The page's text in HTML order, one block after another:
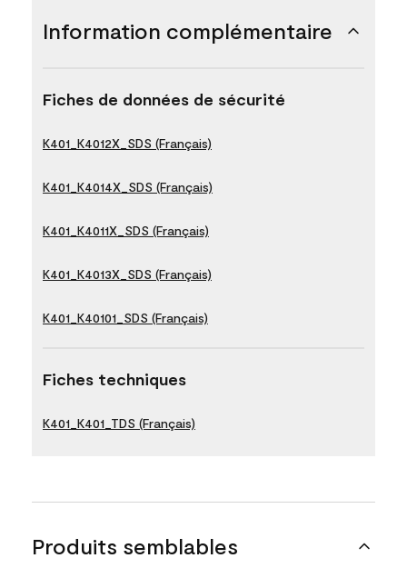
Information complémentaire
Fiches de données de sécurité
K401_K4012X_SDS (Français)
K401_K4014X_SDS (Français)
K401_K4011X_SDS (Français)
K401_K4013X_SDS (Français)
K401_K40101_SDS (Français)
Fiches techniques
K401_K401_TDS (Français)
Produits semblables